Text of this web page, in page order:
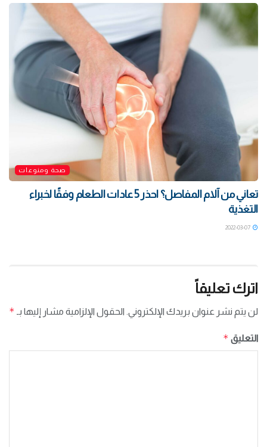
صحة ومنوعات
تعاني من آلام المفاصل؟ احذر 5 عادات الطعام وفقًا لخبراء
التغذية
اترك تعليقاً
لن يتم نشر عنوان بريدك الإلكتروني. الحقول الإلزامية مشار إليها بـ *
التعليق *